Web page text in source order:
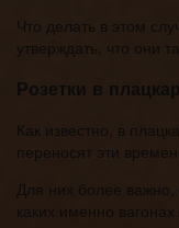
Что делать в этом
утверждать, что они
Розетки в
Как известно, в
переносят эти
Для них более важно,
каких именно